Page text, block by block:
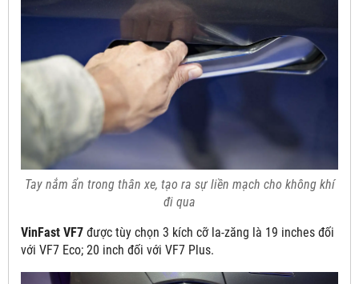
Tay nắm ẩn trong thân xe, tạo ra sự liền mạch cho không khí
đi qua
VinFast VF7 được tùy chọn 3 kích cỡ la-zăng là 19 inches đối
với VF7 Eco; 20 inch đối với VF7 Plus.